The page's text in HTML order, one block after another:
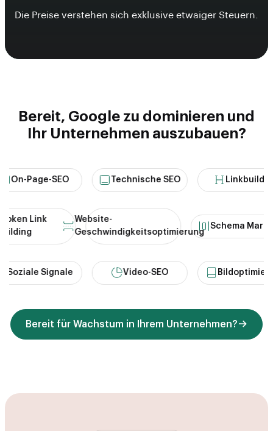
Die Preise verstehen sich exklusive etwaiger Steuern.
Bereit, Google zu dominieren und
Ihr Unternehmen auszubauen?
Page-SEO Technische SEO Linkbuilding
Broken Link
Building
Website-
Geschwindigkeitsoptimierung
Schema
Signale Video-SEO Bildoptimierung
Bereit für Wachstum in Ihrem Unternehmen?